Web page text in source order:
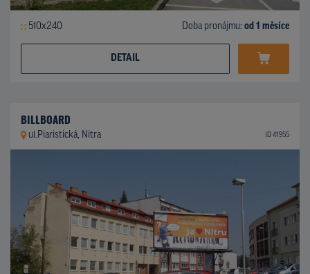
510x240 Doba pronájmu: od 1 měsíce
DETAIL
BILLBOARD
ul.Piaristická, Nitra ID 41955